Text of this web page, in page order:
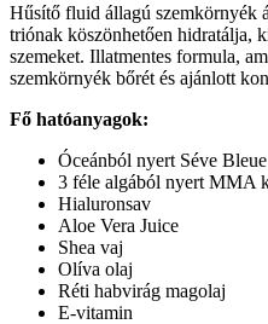
Hűsítő fluid állagú szemkörnyék
triónak köszönhetően hidratálja,
szemeket. Illatmentes formula,
szemkörnyék bőrét és ajánlott
Fő hatóanyagok:
Óceánból nyert Séve Bleue
3 féle algából nyert MMA
Hialuronsav
Aloe Vera Juice
Shea vaj
Olíva olaj
Réti habvirág magolaj
E-vitamin